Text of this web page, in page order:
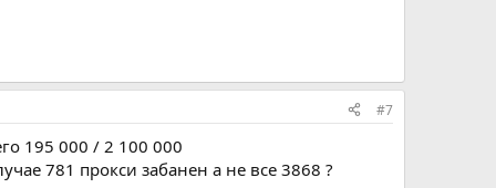
#7
195 000 / 2 100 000
781 прокси забанен а не все 3868 ?